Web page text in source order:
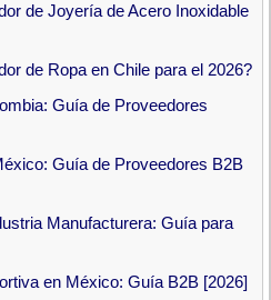
de Joyería de Acero Inoxidable
de Ropa en Chile para el 2026?
Guía de Proveedores
Guía de Proveedores B2B
Manufacturera: Guía para
en México: Guía B2B [2026]